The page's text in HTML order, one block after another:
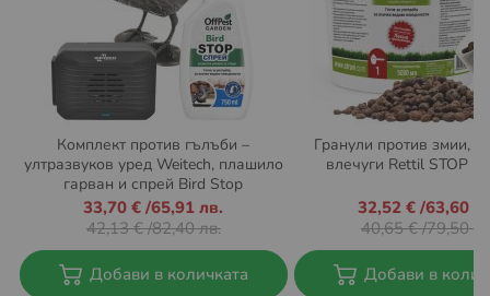
Комплект против гълъби –
ултразвуков уред Weitech, плашило
гарван и спрей Bird Stop
Промо
цена
33,70 € /65,91 лв.
42,13 €/82,40 лв.
Добави в количката
Гранули против змии,
влечуги Rettil STOP
Промо
цена
32,52 € /63,60
40,65 €/79,50
Добави в